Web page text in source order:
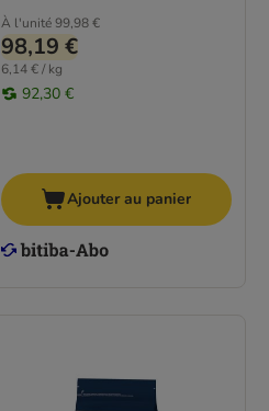
À l'unité99,98 €
98,19 €
6,14 € / kg
92,30 €
Ajouter au panier